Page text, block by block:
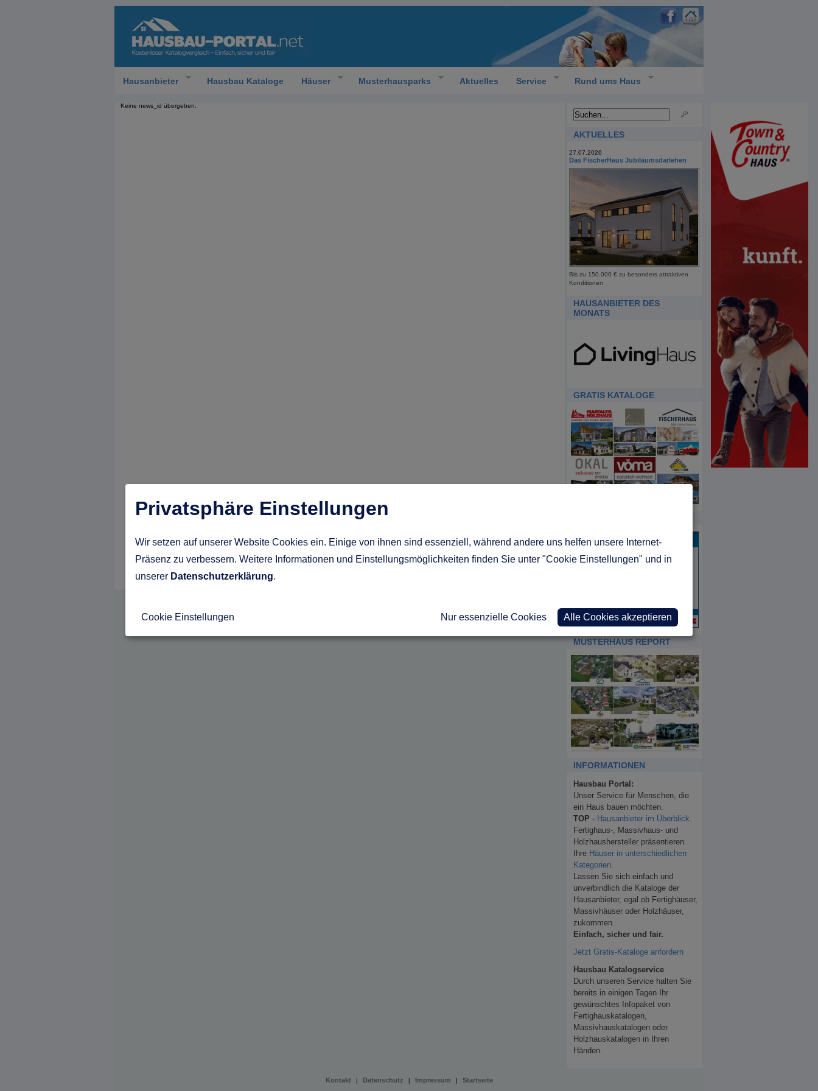
Hausanbieter Hausbau Kataloge Häuser Musterhausparks Aktuelles Service Rund ums Haus
Keine news_id übergeben.
AKTUELLES
27.07.2026
Das FischerHaus Jubiläumsdarlehen
Bis zu 150.000 € zu besonders attraktiven
Konditionen
HAUSANBIETER DES
MONATS
GRATIS KATALOGE
MUSTERHAUS REPORT
INFORMATIONEN
Hausbau Portal:
Unser Service für Menschen, die
ein Haus bauen möchten.
TOP - Hausanbieter im Überblick
Fertighaus-, Massivhaus- und
Holzhaushersteller präsentieren
Ihre Häuser in unterschiedlichen
Kategorien
Lassen Sie sich einfach und
unverbindlich die Kataloge der
Hausanbieter, egal ob Fertighäuser,
Massivhäuser oder Holzhäuser,
zukommen.
Einfach, sicher und fair.
Jetzt Gratis-Kataloge anfordern
Hausbau Katalogservice
Durch unseren Service halten Sie
bereits in einigen Tagen Ihr
gewünschtes Infopaket von
Fertighauskatalogen,
Massivhauskatalogen oder
Holzhauskatalogen in Ihren
Händen.
Kontakt | Datenschutz | Impressum | Startseite
Privatsphäre Einstellungen
Wir setzen auf unserer Website Cookies ein. Einige von ihnen sind essenziell, während andere uns helfen unsere Internet-
Präsenz zu verbessern. Weitere Informationen und Einstellungsmöglichkeiten finden Sie unter "Cookie Einstellungen" und in
unserer Datenschutzerklärung.
Cookie Einstellungen Nur essenzielle Cookies Alle Cookies akzeptieren